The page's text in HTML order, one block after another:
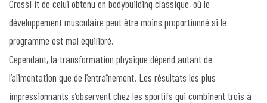
CrossFit de celui obtenu en bodybuilding classique, où le
développement musculaire peut être moins proportionné si le
programme est mal équilibré.
Cependant, la transformation physique dépend autant de
l’alimentation que de l’entraînement. Les résultats les plus
impressionnants s’observent chez les sportifs qui combinent trois à